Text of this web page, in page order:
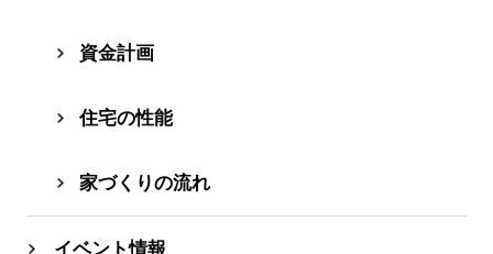
資⾦計画
住宅の性能
家づくりの流れ
イベント情報